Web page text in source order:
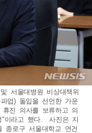
서울대병원 비상대책위
업) 돌입을 선언한 가운
진 의사를 보류하고 의
"이라고 했다. 사진은 지
종로구 서울대학교 연건